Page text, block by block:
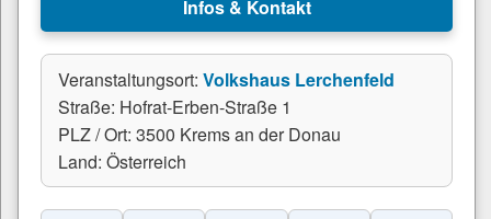
Infos & Kontakt
Veranstaltungsort: Volkshaus Lerchenfeld
Straße: Hofrat-Erben-Straße 1
PLZ / Ort: 3500 Krems an der Donau
Land: Österreich